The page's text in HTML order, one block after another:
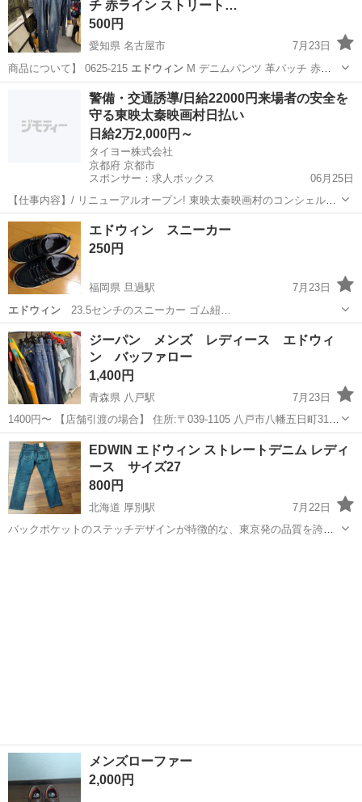
チ 赤ライン ストリート…
500円
愛知県 名古屋市
7月23日
商品について】 0625-215 エドウィンM デニムパンツ 革パッチ 赤ラ
イ…
名古屋市 ジーンズ/デニム リユース
警備・交通誘導/日給22000円来場者の安全を
守る東映太秦映画村日払い
日給2万2,000円～
タイヨー株式会社
京都府 京都市
スポンサー：求人ボックス
06月25日
【仕事内容】/ リニューアルオープン! 東映太秦映画村のコンシェルジ
ュ! お仕事内容 リニューアルオープンする東映太秦映画村での 警備ス
タッフをお願いします! 目指せ!「おもてなし」のできる警備員! 具体的
には…? ・出入管理業務...
アルバイト・パート
エドウィン スニーカー
250円
福岡県 旦過駅
7月23日
エドウィン23.5センチのスニーカー ゴム紐…
福岡 北九州市 旦過駅 エドウィン
ジーパン メンズ レディース エドウィ
ン バッファロー
1,400円
青森県 八戸駅
7月23日
1400円〜 【店舗引渡の場合】 住所:〒039-1105 八戸市八幡五日町31-1
営業時間:9時〜17時 定休日:水曜日・その他不定休もあり ※商品はす
べて店頭販売もしております。 お取引メッセージ中のやり取り...
青森 八戸市 ジーンズ/デニム
EDWIN エドウィン ストレートデニム レディ
ース サイズ27
800円
北海道 厚別駅
7月22日
バックポケットのステッチデザインが特徴的な、東京発の品質を誇る
メンズローファー
2,000円